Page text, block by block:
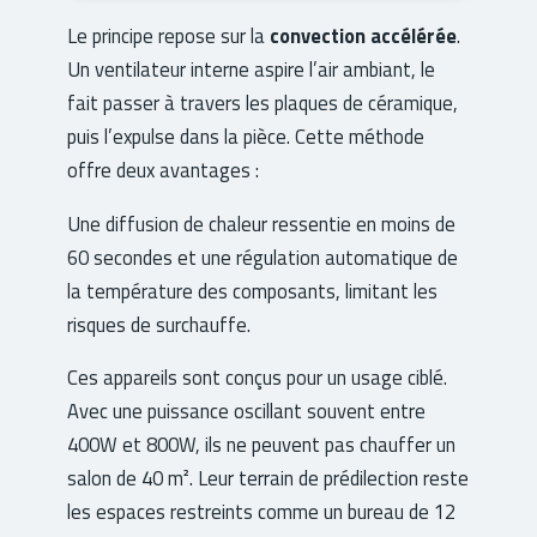
Le principe repose sur la convection accélérée.
Un ventilateur interne aspire l’air ambiant, le
fait passer à travers les plaques de céramique,
puis l’expulse dans la pièce. Cette méthode
offre deux avantages :
Une diffusion de chaleur ressentie en moins de
60 secondes et une régulation automatique de
la température des composants, limitant les
risques de surchauffe.
Ces appareils sont conçus pour un usage ciblé.
Avec une puissance oscillant souvent entre
400W et 800W, ils ne peuvent pas chauffer un
salon de 40 m². Leur terrain de prédilection reste
les espaces restreints comme un bureau de 12